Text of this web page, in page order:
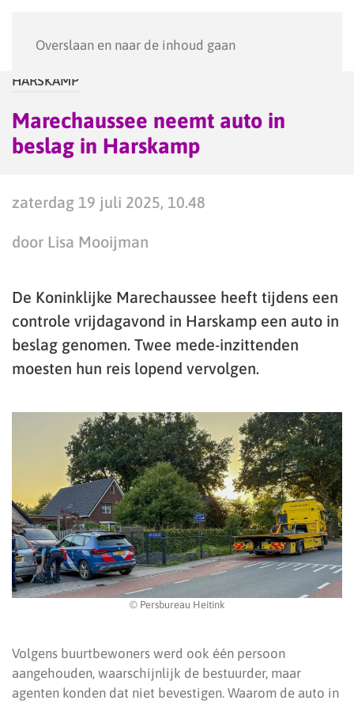
Overslaan en naar de inhoud gaan
HARSKAMP
Marechaussee neemt auto in
beslag in Harskamp
zaterdag 19 juli 2025, 10.48
door Lisa Mooijman
De Koninklijke Marechaussee heeft tijdens een
controle vrijdagavond in Harskamp een auto in
beslag genomen. Twee mede-inzittenden
moesten hun reis lopend vervolgen.
© Persbureau Heitink
Volgens buurtbewoners werd ook één persoon
aangehouden, waarschijnlijk de bestuurder, maar
agenten konden dat niet bevestigen. Waarom de auto in